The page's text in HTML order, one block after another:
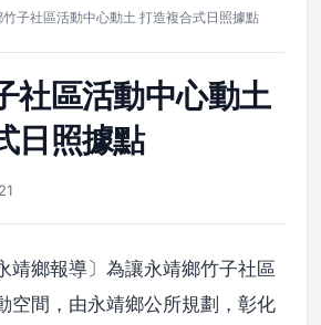
竹子社區活動中心動土 打造複合式日照據點
社區活動中心動土
日照據點
靖鄉報導〕為讓永靖鄉竹子社區
空間，由永靖鄉公所規劃，彰化